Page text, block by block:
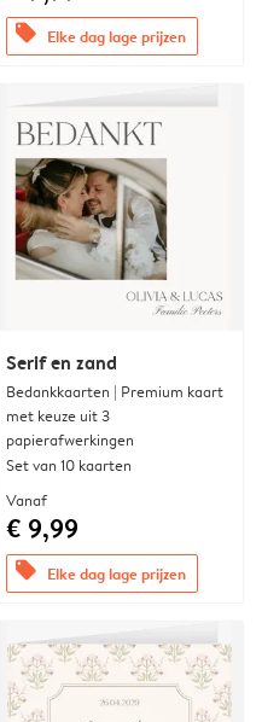
offers Elke dag lage prijzen
Serif en zand
Bedankkaarten | Premium kaart
met keuze uit 3
papierafwerkingen
Set van 10 kaarten
Vanaf
€ 9,99
offers Elke dag lage prijzen